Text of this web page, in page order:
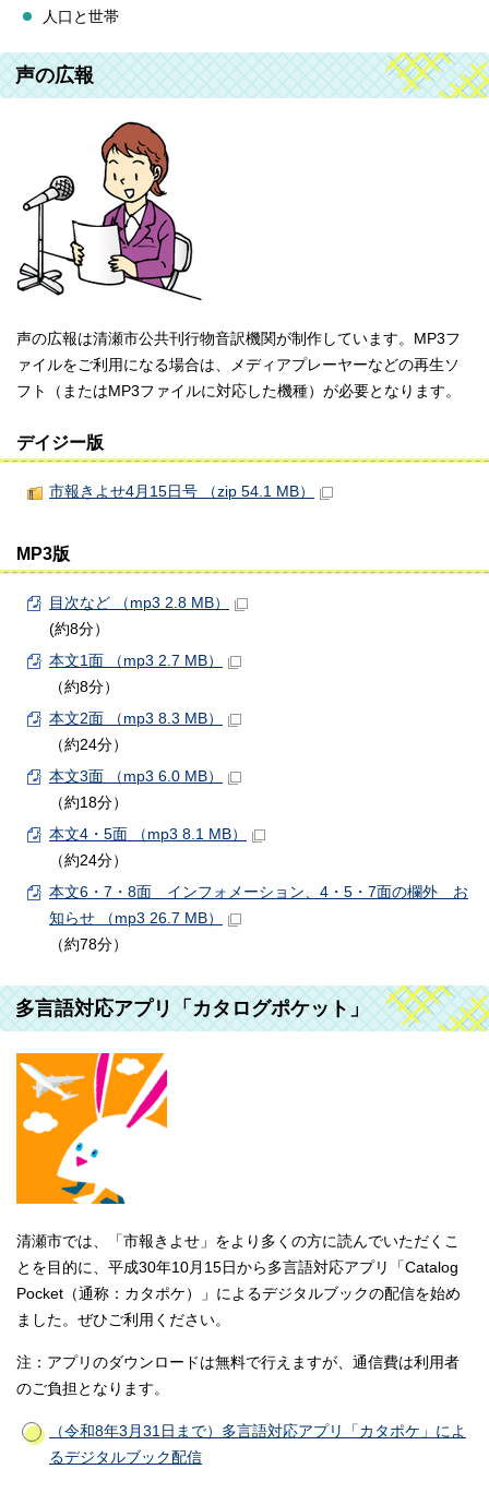
人口と世帯
声の広報
声の広報は清瀬市公共刊行物音訳機関が制作しています。MP3フ
ァイルをご利用になる場合は、メディアプレーヤーなどの再生ソ
フト（またはMP3ファイルに対応した機種）が必要となります。
デイジー版
市報きよせ4月15日号 （zip 54.1 MB）
MP3版
目次など （mp3 2.8 MB）
(約8分）
本文1面 （mp3 2.7 MB）
（約8分）
本文2面 （mp3 8.3 MB）
（約24分）
本文3面 （mp3 6.0 MB）
（約18分）
本文4・5面 （mp3 8.1 MB）
（約24分）
本文6・7・8面 インフォメーション、4・5・7面の欄外 お
知らせ （mp3 26.7 MB）
（約78分）
多言語対応アプリ「カタログポケット」
清瀬市では、「市報きよせ」をより多くの方に読んでいただくこ
とを目的に、平成30年10月15日から多言語対応アプリ「Catalog
Pocket（通称：カタポケ）」によるデジタルブックの配信を始め
ました。ぜひご利用ください。
注：アプリのダウンロードは無料で行えますが、通信費は利用者
のご負担となります。
（令和8年3月31日まで）多言語対応アプリ「カタポケ」によ
るデジタルブック配信